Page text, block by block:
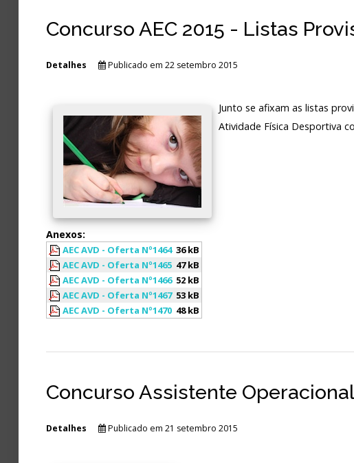
Concurso AEC 2015 - Listas
Detalhes Publicado em 22 setembro 2015
Junto se afixam as listas
Atividade Física Desportiva
Anexos:
AEC AVD - Oferta Nº1464 36 kB
AEC AVD - Oferta Nº1465 47 kB
AEC AVD - Oferta Nº1466 52 kB
AEC AVD - Oferta Nº1467 53 kB
AEC AVD - Oferta Nº1470 48 kB
Concurso Assistente
Detalhes Publicado em 21 setembro 2015